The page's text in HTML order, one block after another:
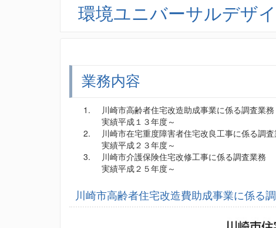
環境ユニバーサルデザ
業務内容
川崎市高齢者住宅改造助成事業に係る調査業務
実績平成１３年度～
川崎市在宅重度障害者住宅改良工事に係る調査
実績平成２３年度～
川崎市介護保険住宅改修工事に係る調査業務
実績平成２５年度～
川崎市高齢者住宅改造費助成事業に係る